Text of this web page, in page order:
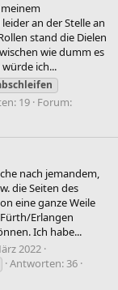
an der Stelle an
stand die Dielen
wie dumm es
ich...
19 Forum:
nach jemandem,
die Seiten des
eine ganze Weile
Erlangen
Ich habe...
2022
Antworten: 36